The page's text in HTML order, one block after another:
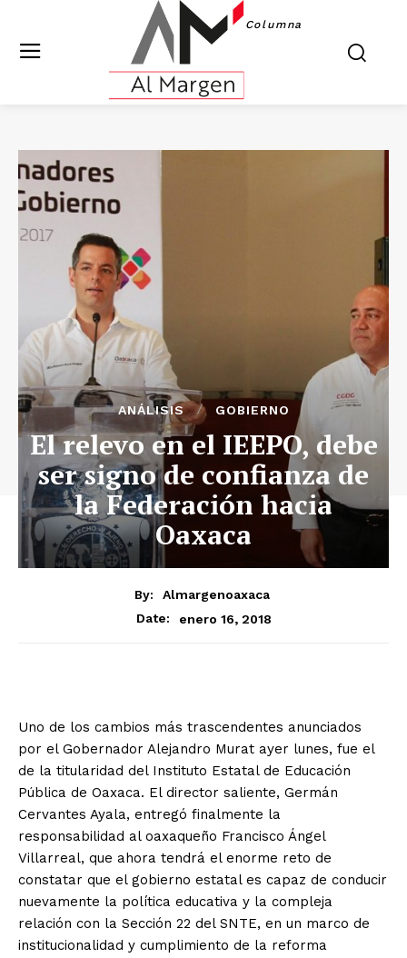
Columna
ANÁLISIS GOBIERNO
El relevo en el IEEPO, debe
ser signo de confianza de
la Federación hacia
Oaxaca
By:
Almargenoaxaca
Date:
enero 16, 2018
Uno de los cambios más trascendentes anunciados
por el Gobernador Alejandro Murat ayer lunes, fue el
de la titularidad del Instituto Estatal de Educación
Pública de Oaxaca. El director saliente, Germán
Cervantes Ayala, entregó finalmente la
responsabilidad al oaxaqueño Francisco Ángel
Villarreal, que ahora tendrá el enorme reto de
constatar que el gobierno estatal es capaz de conducir
nuevamente la política educativa y la compleja
relación con la Sección 22 del SNTE, en un marco de
institucionalidad y cumplimiento de la reforma